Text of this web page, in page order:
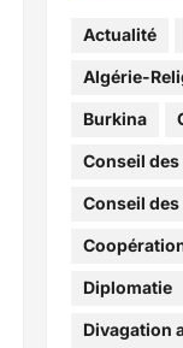
Actualité
Algérie-
Burkina
Conseil
Conseil
Diplomatie
Divagation